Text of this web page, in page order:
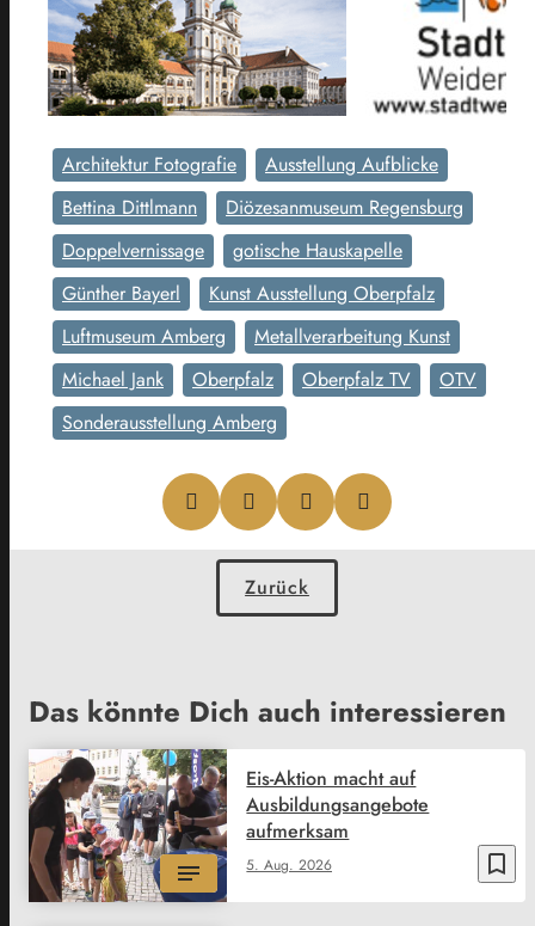
Architektur Fotografie
Ausstellung Aufblicke
Bettina Dittlmann
Diözesanmuseum Regensburg
Doppelvernissage
gotische Hauskapelle
Günther Bayerl
Kunst Ausstellung Oberpfalz
Luftmuseum Amberg
Metallverarbeitung Kunst
Michael Jank
Oberpfalz Oberpfalz TV
OTV
Sonderausstellung Amberg
Zurück
Das könnte Dich auch interessieren
bookmark_border
5. Aug. 2026
Eis-Aktion macht auf
Ausbildungsangebote
aufmerksam